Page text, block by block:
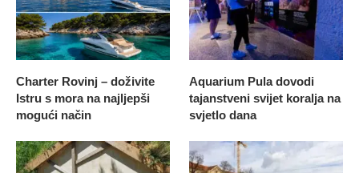
Charter Rovinj – doživite
Istru s mora na najljepši
mogući način
Aquarium Pula dovodi
tajanstveni svijet koralja na
svjetlo dana